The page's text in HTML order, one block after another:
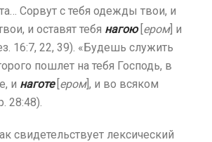
Сорвут с тебя одежды твои, и
и оставят тебя нагою[ером] и
16:7, 22, 39). «Будешь служить
пошлет на тебя Господь, в
и наготе[ером], и во всяком
28:48).
свидетельствует лексический